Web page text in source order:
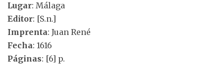
Lugar: Málaga
Editor: [S.n.]
Imprenta: Juan René
Fecha: 1616
Páginas: [6] p.